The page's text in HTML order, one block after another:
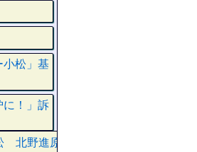
松」基
！」訴
北野進原